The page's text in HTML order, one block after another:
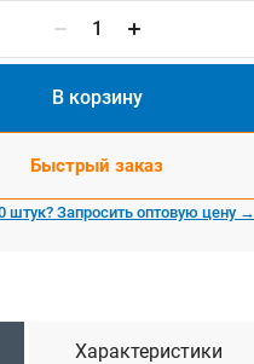
В корзину
Быстрый заказ
штук? Запросить оптовую цену →
Характеристики